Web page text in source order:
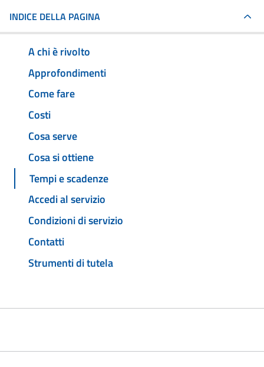
INDICE DELLA PAGINA
A chi è rivolto
Approfondimenti
Come fare
Costi
Cosa serve
Cosa si ottiene
Tempi e scadenze
Accedi al servizio
Condizioni di servizio
Contatti
Strumenti di tutela